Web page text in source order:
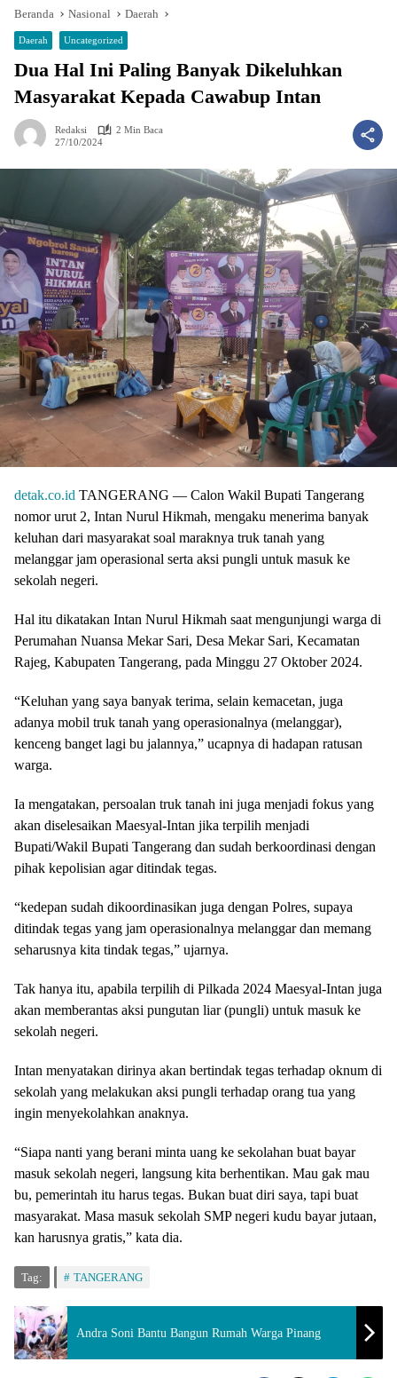
Beranda Nasional Daerah
Daerah Uncategorized
Dua Hal Ini Paling Banyak Dikeluhkan
Masyarakat Kepada Cawabup Intan
Redaksi
2 Min Baca
27/10/2024
detak.co.id TANGERANG — Calon Wakil Bupati Tangerang
nomor urut 2, Intan Nurul Hikmah, mengaku menerima banyak
keluhan dari masyarakat soal maraknya truk tanah yang
melanggar jam operasional serta aksi pungli untuk masuk ke
sekolah negeri.
Hal itu dikatakan Intan Nurul Hikmah saat mengunjungi warga di
Perumahan Nuansa Mekar Sari, Desa Mekar Sari, Kecamatan
Rajeg, Kabupaten Tangerang, pada Minggu 27 Oktober 2024.
“Keluhan yang saya banyak terima, selain kemacetan, juga
adanya mobil truk tanah yang operasionalnya (melanggar),
kenceng banget lagi bu jalannya,” ucapnya di hadapan ratusan
warga.
Ia mengatakan, persoalan truk tanah ini juga menjadi fokus yang
akan diselesaikan Maesyal-Intan jika terpilih menjadi
Bupati/Wakil Bupati Tangerang dan sudah berkoordinasi dengan
pihak kepolisian agar ditindak tegas.
“kedepan sudah dikoordinasikan juga dengan Polres, supaya
ditindak tegas yang jam operasionalnya melanggar dan memang
seharusnya kita tindak tegas,” ujarnya.
Tak hanya itu, apabila terpilih di Pilkada 2024 Maesyal-Intan juga
akan memberantas aksi pungutan liar (pungli) untuk masuk ke
sekolah negeri.
Intan menyatakan dirinya akan bertindak tegas terhadap oknum di
sekolah yang melakukan aksi pungli terhadap orang tua yang
ingin menyekolahkan anaknya.
“Siapa nanti yang berani minta uang ke sekolahan buat bayar
masuk sekolah negeri, langsung kita berhentikan. Mau gak mau
bu, pemerintah itu harus tegas. Bukan buat diri saya, tapi buat
masyarakat. Masa masuk sekolah SMP negeri kudu bayar jutaan,
kan harusnya gratis,” kata dia.
Tag: TANGERANG
Andra Soni Bantu Bangun Rumah Warga Pinang